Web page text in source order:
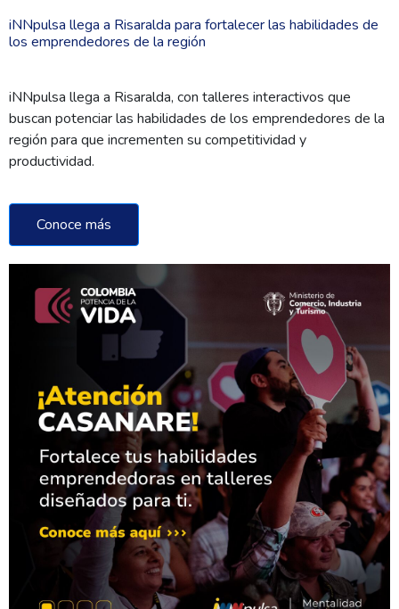
iNNpulsa llega a Risaralda para fortalecer las habilidades de
los emprendedores de la región
iNNpulsa llega a Risaralda, con talleres interactivos que
buscan potenciar las habilidades de los emprendedores de la
región para que incrementen su competitividad y
productividad.
Conoce más